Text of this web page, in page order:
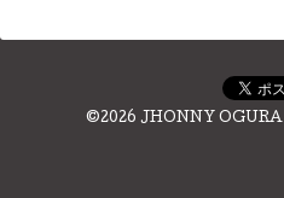
©2026 JHONNY OGURA